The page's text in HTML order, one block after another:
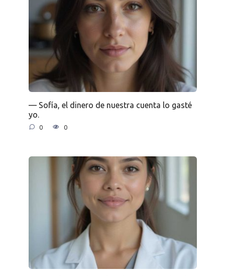
— Sofía, el dinero de nuestra cuenta lo gasté
yo.
0 0